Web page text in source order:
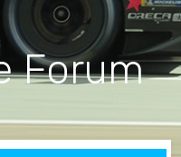
Forum